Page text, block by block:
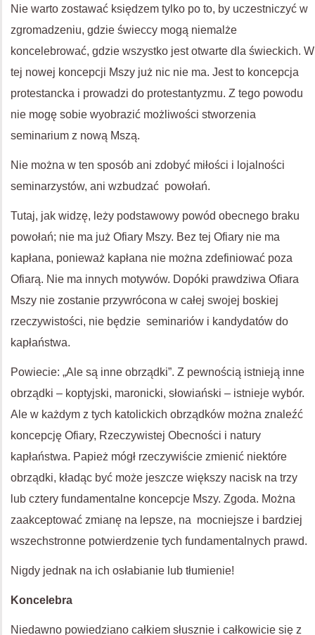
Nie warto zostawać księdzem tylko po to, by uczestniczyć w
zgromadzeniu, gdzie świeccy mogą niemalże
koncelebrować, gdzie wszystko jest otwarte dla świeckich. W
tej nowej koncepcji Mszy już nic nie ma. Jest to koncepcja
protestancka i prowadzi do protestantyzmu. Z tego powodu
nie mogę sobie wyobrazić możliwości stworzenia
seminarium z nową Mszą.
Nie można w ten sposób ani zdobyć miłości i lojalności
seminarzystów, ani wzbudzać powołań.
Tutaj, jak widzę, leży podstawowy powód obecnego braku
powołań; nie ma już Ofiary Mszy. Bez tej Ofiary nie ma
kapłana, ponieważ kapłana nie można zdefiniować poza
Ofiarą. Nie ma innych motywów. Dopóki prawdziwa Ofiara
Mszy nie zostanie przywrócona w całej swojej boskiej
rzeczywistości, nie będzie seminariów i kandydatów do
kapłaństwa.
Powiecie: „Ale są inne obrządki”. Z pewnością istnieją inne
obrządki – koptyjski, maronicki, słowiański – istnieje wybór.
Ale w każdym z tych katolickich obrządków można znaleźć
koncepcję Ofiary, Rzeczywistej Obecności i natury
kapłaństwa. Papież mógł rzeczywiście zmienić niektóre
obrządki, kładąc być może jeszcze większy nacisk na trzy
lub cztery fundamentalne koncepcje Mszy. Zgoda. Można
zaakceptować zmianę na lepsze, na mocniejsze i bardziej
wszechstronne potwierdzenie tych fundamentalnych prawd.
Nigdy jednak na ich osłabianie lub tłumienie!
Koncelebra
Niedawno powiedziano całkiem słusznie i całkowicie się z